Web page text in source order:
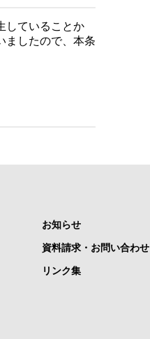
していることか
ましたので、本条
お知らせ
資料請求・お問い合わせ
リンク集